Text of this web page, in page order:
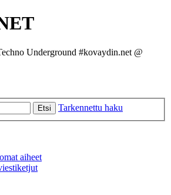
Underground #kovaydin.net @
Etsi Tarkennettu haku
aiheet